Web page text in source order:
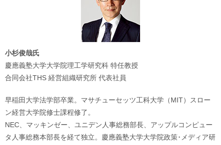
小杉俊哉氏
慶應義塾大学大学院理工学研究科 特任教授
合同会社THS 経営組織研究所 代表社員
早稲田大学法学部卒業。マサチューセッツ工科大学（MIT）スロー
ン経営大学院修士課程修了。
NEC、マッキンゼー、ユニデン人事総務部長、アップルコンピュー
タ人事総務本部長を経て独立。慶應義塾大学大学院政策･メディア研